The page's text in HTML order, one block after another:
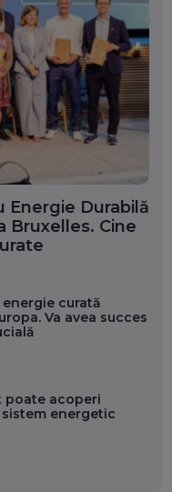
Energie Durabilă
Bruxelles. Cine
curată
Va avea succes
poate acoperi
energetic